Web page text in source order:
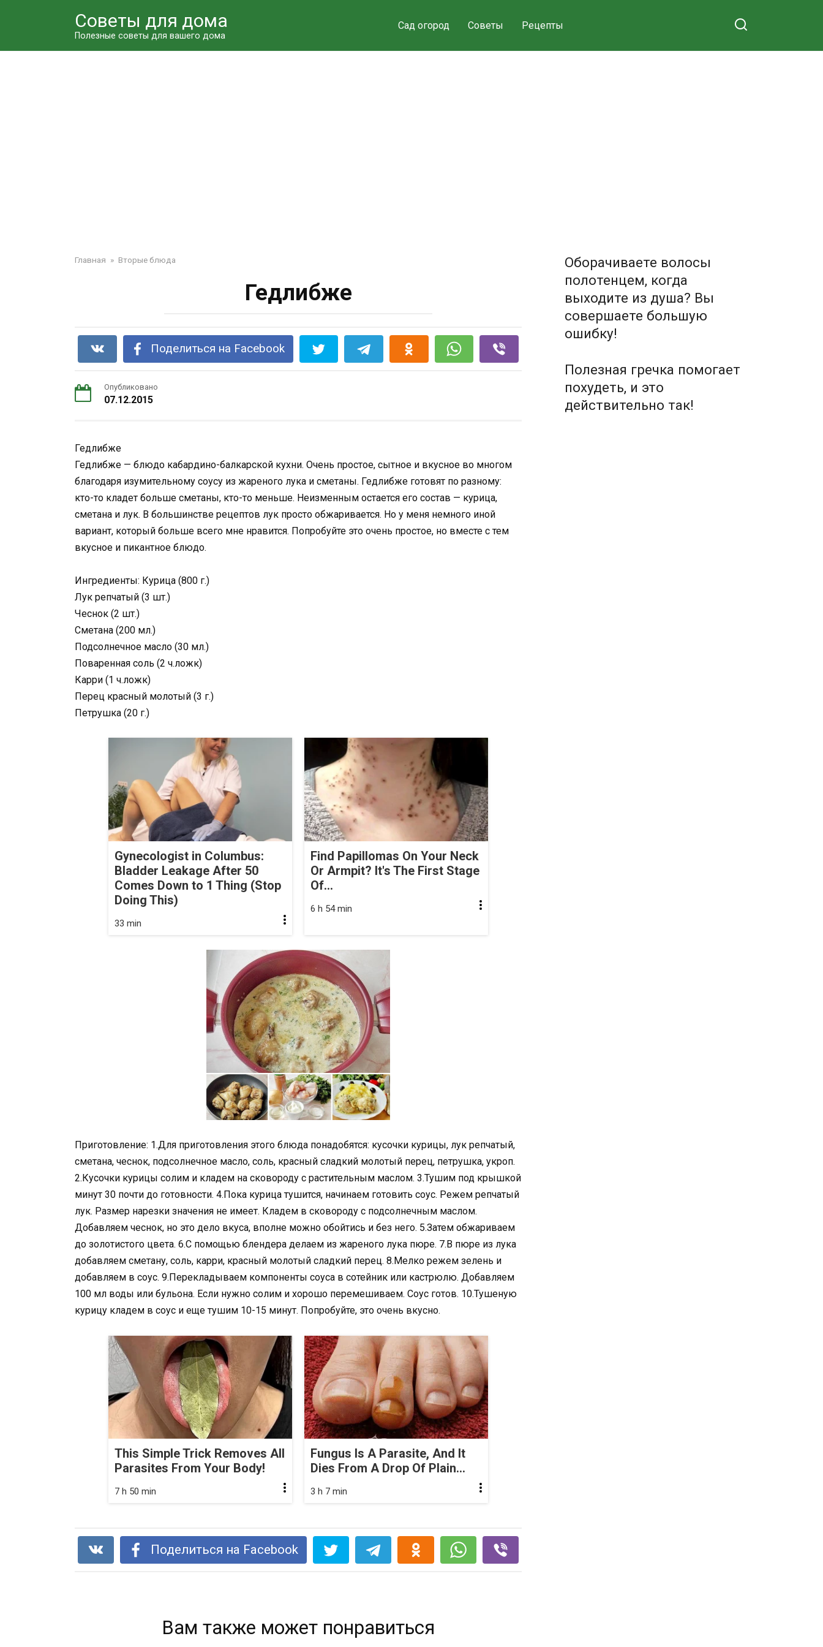
Советы для дома
Полезные советы для вашего дома
Сад огород Советы Рецепты
Главная » Вторые блюда
Гедлибже
Поделиться на Facebook
Опубликовано
07.12.2015
Гедлибже
Гедлибже — блюдо кабардино-балкарской кухни. Очень простое, сытное и вкусное во многом
благодаря изумительному соусу из жареного лука и сметаны. Гедлибже готовят по разному:
кто-то кладет больше сметаны, кто-то меньше. Неизменным остается его состав — курица,
сметана и лук. В большинстве рецептов лук просто обжаривается. Но у меня немного иной
вариант, который больше всего мне нравится. Попробуйте это очень простое, но вместе с тем
вкусное и пикантное блюдо.
Ингредиенты: Курица (800 г.)
Лук репчатый (3 шт.)
Чеснок (2 шт.)
Сметана (200 мл.)
Подсолнечное масло (30 мл.)
Поваренная соль (2 ч.ложк)
Карри (1 ч.ложк)
Перец красный молотый (3 г.)
Петрушка (20 г.)
Gynecologist in Columbus:
Bladder Leakage After 50
Comes Down to 1 Thing (Stop
Doing This)
33 min
Find Papillomas On Your Neck
Or Armpit? It's The First Stage
Of...
6 h 54 min
Приготовление: 1.Для приготовления этого блюда понадобятся: кусочки курицы, лук репчатый,
сметана, чеснок, подсолнечное масло, соль, красный сладкий молотый перец, петрушка, укроп.
2.Кусочки курицы солим и кладем на сковороду с растительным маслом. 3.Тушим под крышкой
минут 30 почти до готовности. 4.Пока курица тушится, начинаем готовить соус. Режем репчатый
лук. Размер нарезки значения не имеет. Кладем в сковороду с подсолнечным маслом.
Добавляем чеснок, но это дело вкуса, вполне можно обойтись и без него. 5.Затем обжариваем
до золотистого цвета. 6.С помощью блендера делаем из жареного лука пюре. 7.В пюре из лука
добавляем сметану, соль, карри, красный молотый сладкий перец. 8.Мелко режем зелень и
добавляем в соус. 9.Перекладываем компоненты соуса в сотейник или кастрюлю. Добавляем
100 мл воды или бульона. Если нужно солим и хорошо перемешиваем. Соус готов. 10.Тушеную
курицу кладем в соус и еще тушим 10-15 минут. Попробуйте, это очень вкусно.
This Simple Trick Removes All
Parasites From Your Body!
7 h 50 min
Fungus Is A Parasite, And It
Dies From A Drop Of Plain...
3 h 7 min
Поделиться на Facebook
Вам также может понравиться
Оборачиваете волосы
полотенцем, когда
выходите из душа? Вы
совершаете большую
ошибку!
Полезная гречка помогает
похудеть, и это
действительно так!